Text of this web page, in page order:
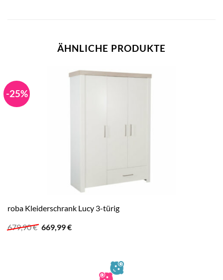
ÄHNLICHE PRODUKTE
-25%
roba Kleiderschrank Lucy 3-türig
679,90€ Ursprünglicher
Preis
669,99€Aktueller